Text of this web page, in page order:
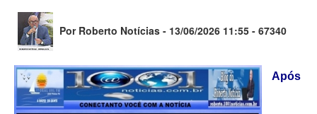
Por Roberto Notícias - 13/06/2026 11:55 - 67340
Após